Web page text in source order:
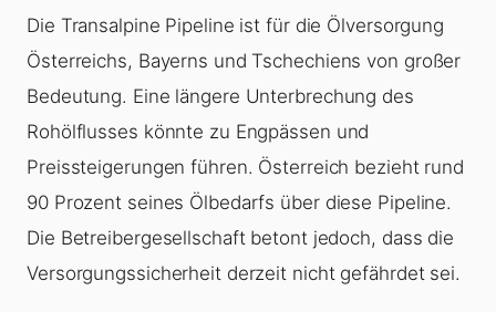
Die Transalpine Pipeline ist für die Ölversorgung
Österreichs, Bayerns und Tschechiens von großer
Bedeutung. Eine längere Unterbrechung des
Rohölflusses könnte zu Engpässen und
Preissteigerungen führen. Österreich bezieht rund
90 Prozent seines Ölbedarfs über diese Pipeline.
Die Betreibergesellschaft betont jedoch, dass die
Versorgungssicherheit derzeit nicht gefährdet sei.